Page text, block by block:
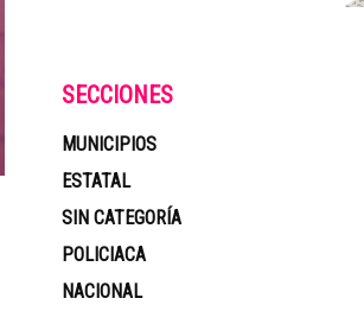
SECCIONES
MUNICIPIOS
ESTATAL
SIN CATEGORÍA
POLICIACA
NACIONAL